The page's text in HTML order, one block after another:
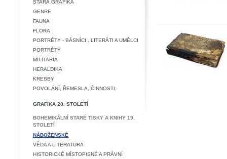
STARÁ GRAFIKA
GENRE
FAUNA
FLORA
PORTRÉTY - BÁSNÍCI , LITERÁTI A UMĚLCI
PORTRÉTY
MILITARIA
HERALDIKA
KRESBY
POVOLÁNÍ, ŘEMESLA, ČINNOSTI.
GRAFIKA 20. STOLETÍ
BOHEMIKÁLNÍ STARÉ TISKY A KNIHY 19.
STOLETÍ
NÁBOŽENSKÉ
VĚDA A LITERATURA
HISTORICKÉ MÍSTOPISNÉ A PRÁVNÍ